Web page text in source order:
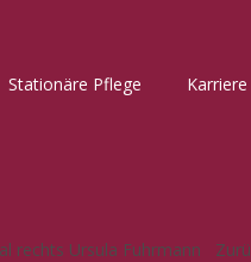
Stationäre Pflege Karriere
rechts Ursula Fuhrmann